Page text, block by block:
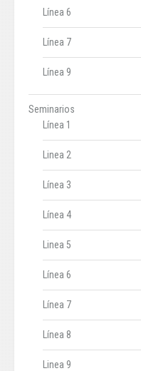
Línea 6
Línea 7
Línea 9
Seminarios
Línea 1
Linea 2
Línea 3
Línea 4
Linea 5
Línea 6
Línea 7
Línea 8
Linea 9